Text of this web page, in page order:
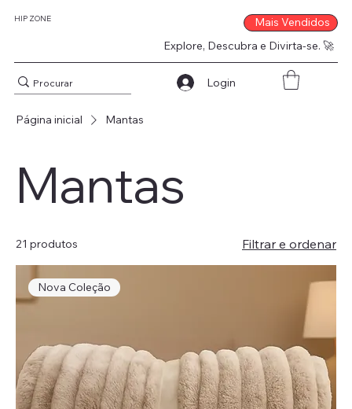
HIP ZONE
Explore, Descubra e Divirta-se. 🚀
Mais Vendidos
Login
Página inicial Mantas
Mantas
21 produtos Filtrar e ordenar
Nova Coleção